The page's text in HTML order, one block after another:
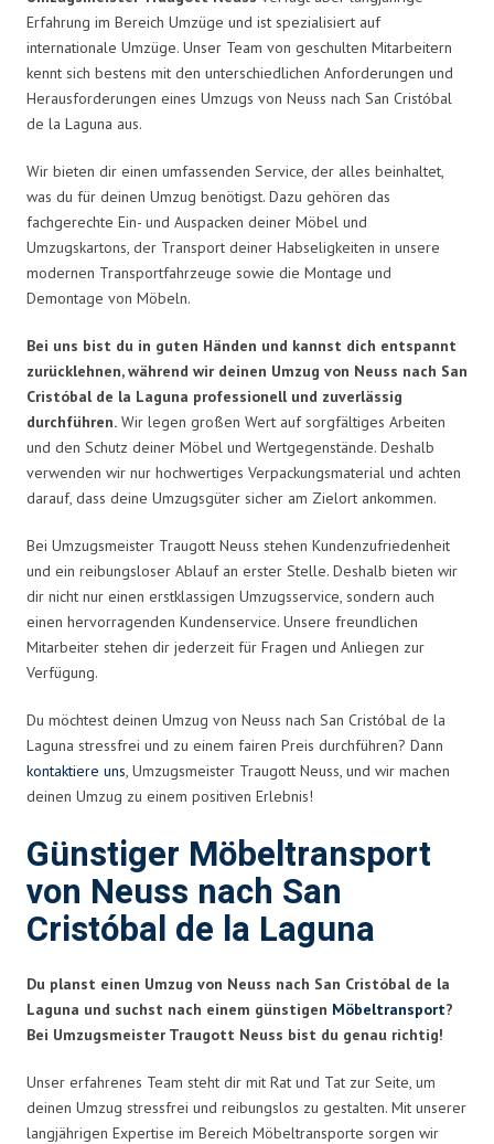
Erfahrung im Bereich Umzüge und ist spezialisiert auf
internationale Umzüge. Unser Team von geschulten Mitarbeitern
kennt sich bestens mit den unterschiedlichen Anforderungen und
Herausforderungen eines Umzugs von Neuss nach San Cristóbal
de la Laguna aus.
Wir bieten dir einen umfassenden Service, der alles beinhaltet,
was du für deinen Umzug benötigst. Dazu gehören das
fachgerechte Ein- und Auspacken deiner Möbel und
Umzugskartons, der Transport deiner Habseligkeiten in unsere
modernen Transportfahrzeuge sowie die Montage und
Demontage von Möbeln.
Bei uns bist du in guten Händen und kannst dich entspannt
zurücklehnen, während wir deinen Umzug von Neuss nach San
Cristóbal de la Laguna professionell und zuverlässig
durchführen. Wir legen großen Wert auf sorgfältiges Arbeiten
und den Schutz deiner Möbel und Wertgegenstände. Deshalb
verwenden wir nur hochwertiges Verpackungsmaterial und achten
darauf, dass deine Umzugsgüter sicher am Zielort ankommen.
Bei Umzugsmeister Traugott Neuss stehen Kundenzufriedenheit
und ein reibungsloser Ablauf an erster Stelle. Deshalb bieten wir
dir nicht nur einen erstklassigen Umzugsservice, sondern auch
einen hervorragenden Kundenservice. Unsere freundlichen
Mitarbeiter stehen dir jederzeit für Fragen und Anliegen zur
Verfügung.
Du möchtest deinen Umzug von Neuss nach San Cristóbal de la
Laguna stressfrei und zu einem fairen Preis durchführen? Dann
kontaktiere uns, Umzugsmeister Traugott Neuss, und wir machen
deinen Umzug zu einem positiven Erlebnis!
Günstiger Möbeltransport
von Neuss nach San
Cristóbal de la Laguna
Du planst einen Umzug von Neuss nach San Cristóbal de la
Laguna und suchst nach einem günstigen Möbeltransport?
Bei Umzugsmeister Traugott Neuss bist du genau richtig!
Unser erfahrenes Team steht dir mit Rat und Tat zur Seite, um
deinen Umzug stressfrei und reibungslos zu gestalten. Mit unserer
langjährigen Expertise im Bereich Möbeltransporte sorgen wir